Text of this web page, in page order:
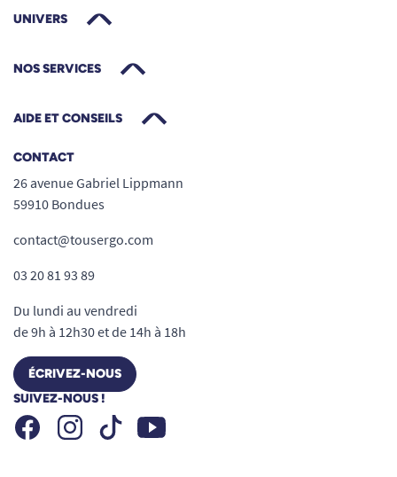
UNIVERS
NOS SERVICES
AIDE ET CONSEILS
CONTACT
26 avenue Gabriel Lippmann
59910 Bondues
contact@tousergo.com
03 20 81 93 89
Du lundi au vendredi
de 9h à 12h30 et de 14h à 18h
ÉCRIVEZ-NOUS
SUIVEZ-NOUS !
FacebookInstagramTiktok Youtube